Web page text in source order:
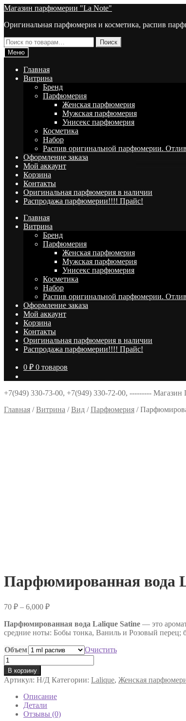
Перейти
навигации
Перейти
содержимому
Магазин парфюмерии "La Note"
Оригинальная парфюмерия и косметика, распив
Искать:
Поиск
Меню
Главная
Витрина
Брeнд
Парфюмерия
Женская парфюмерия
Мужская парфюмерия
Унисекс парфюмерия
Косметика
Набор
Распив оригинальной парфюмерии.
Оформление заказа
Мой аккаунт
Корзина
Контакты
Оригинальная парфюмерия в наличии
Распродажа парфюмерии!!!! Прайс!
Главная
Витрина
Брeнд
Парфюмерия
Женская парфюмерия
Мужская парфюмерия
Унисекс парфюмерия
Косметика
Набор
Распив оригинальной парфюмерии.
Оформление заказа
Мой аккаунт
Корзина
Контакты
Оригинальная парфюмерия в наличии
Распродажа парфюмерии!!!! Прайс!
0 ₽ 0 товаров
+7(949) 330-73-00, +7(949) 330-72-00, ---------
Главная /Витрина /Вид /Парфюмерия /
Парфюмированная вода
70 ₽ – 6,000 ₽Диапазон
70 ₽
–
Парфюмированная вода Lalique Satine — это
средние ноты: Бобы тонка, Ваниль и Розовый перец;
Объем
Очистить
Количество
товара
Парфюмированная
вода
Lalique
Satine
В корзину
Артикул: Н/Д Категории: Lalique, Женская
Описание
Детали
Отзывы (0)